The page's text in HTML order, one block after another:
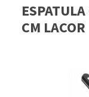
CM LACOR